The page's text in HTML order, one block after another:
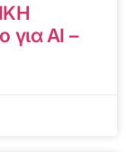
για AI –